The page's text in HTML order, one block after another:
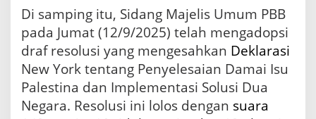
Di samping itu, Sidang Majelis Umum PBB
pada Jumat (12/9/2025) telah mengadopsi
draf resolusi yang mengesahkan Deklarasi
New York tentang Penyelesaian Damai Isu
Palestina dan Implementasi Solusi Dua
Negara. Resolusi ini lolos dengan suara